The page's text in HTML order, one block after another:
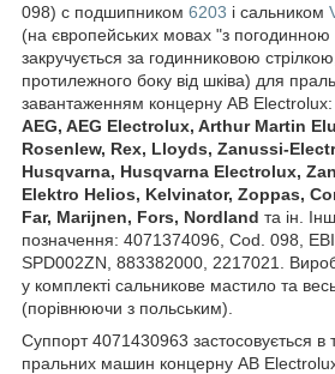
098) с подшипником 6203 і сальником
(на європейських мовах "з погодинною
закручується за годинниковою
протилежного боку від шківа) для
завантаженням концерну AB Electrolux:
AEG, AEG Electrolux, Arthur Martin
Rosenlew, Rex, Lloyds, Zanussi-
Husqvarna, Husqvarna Electrolux,
Elektro Helios, Kelvinator, Zoppas,
Far, Marijnen, Fors, Nordland та ін.
позначення: 4071374096, Cod. 098,
SPD002ZN, 883382000 2217021
.
у комплекті сальникове мастило та
(порівнюючи з польським).
Суппорт 4071430963 застосовується в
пральних машин концерну AB Electrolux